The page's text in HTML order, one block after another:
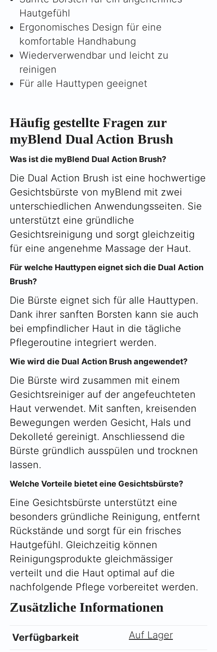
Hautgefühl
Ergonomisches Design für eine
komfortable Handhabung
Wiederverwendbar und leicht zu
reinigen
Für alle Hauttypen geeignet
Häufig gestellte Fragen zur
myBlend Dual Action Brush
Was ist die myBlend Dual Action Brush?
Die Dual Action Brush ist eine hochwertige
Gesichtsbürste von myBlend mit zwei
unterschiedlichen Anwendungsseiten. Sie
unterstützt eine gründliche
Gesichtsreinigung und sorgt gleichzeitig
für eine angenehme Massage der Haut.
Für welche Hauttypen eignet sich die Dual Action
Brush?
Die Bürste eignet sich für alle Hauttypen.
Dank ihrer sanften Borsten kann sie auch
bei empfindlicher Haut in die tägliche
Pflegeroutine integriert werden.
Wie wird die Dual Action Brush angewendet?
Die Bürste wird zusammen mit einem
Gesichtsreiniger auf der angefeuchteten
Haut verwendet. Mit sanften, kreisenden
Bewegungen werden Gesicht, Hals und
Dekolleté gereinigt. Anschliessend die
Bürste gründlich ausspülen und trocknen
lassen.
Welche Vorteile bietet eine Gesichtsbürste?
Eine Gesichtsbürste unterstützt eine
besonders gründliche Reinigung, entfernt
Rückstände und sorgt für ein frisches
Hautgefühl. Gleichzeitig können
Reinigungsprodukte gleichmässiger
verteilt und die Haut optimal auf die
nachfolgende Pflege vorbereitet werden.
Zusätzliche Informationen
Verfügbarkeit Auf Lager